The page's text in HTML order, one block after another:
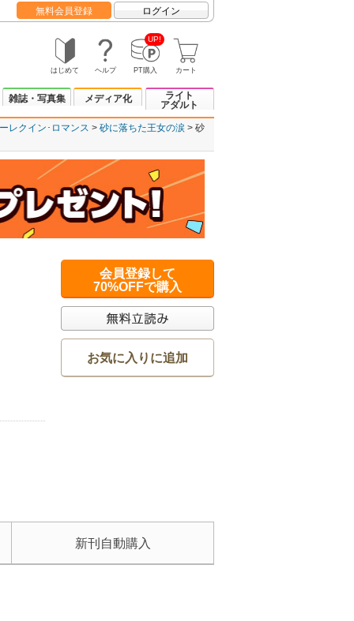
無料会員登録 ログイン
はじめて ヘルプ
UP!
PT購入 カート
雑誌・写真集 メディア化
ライト
アダルト
レクイン･ロマンス 砂に落ちた王女の涙
砂
会員登録して
70%OFFで購入
お気に入りに追加
新刊自動購入